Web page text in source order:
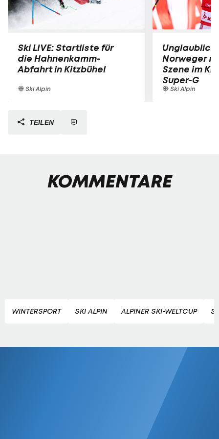
Ski LIVE: Startliste für
die Hahnenkamm-
Abfahrt in Kitzbühel
Ski Alpin
Norweger
Szene im
Super-G
Ski Alpin
TEILEN
KOMMENTARE
WINTERSPORT SKI ALPIN ALPINER SKI-WELTCUP